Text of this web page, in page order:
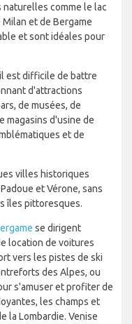
comme le lac
et de Bergame
et sont idéales pour
est difficile de battre
d'attractions
de musées, de
magasins d'usine de
et de
villes historiques
et Vérone, sans
îles pittoresques.
se dirigent
location de voitures
vers les pistes de ski
des Alpes, ou
s'amuser et profiter de
les champs et
la Lombardie. Venise